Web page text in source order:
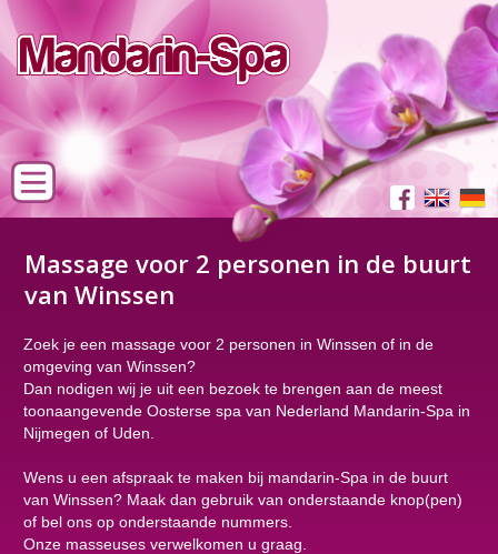
Massage voor 2 personen in de buurt
van Winssen
Zoek je een massage voor 2 personen in Winssen of in de
omgeving van Winssen?
Dan nodigen wij je uit een bezoek te brengen aan de meest
toonaangevende Oosterse spa van Nederland Mandarin-Spa in
Nijmegen of Uden.
Wens u een afspraak te maken bij mandarin-Spa in de buurt
van Winssen? Maak dan gebruik van onderstaande knop(pen)
of bel ons op onderstaande nummers.
Onze masseuses verwelkomen u graag.